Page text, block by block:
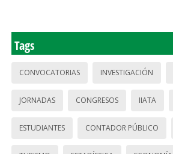
Tags
CONVOCATORIAS INVESTIGACIÓN
JORNADAS CONGRESOS IIATA
ESTUDIANTES CONTADOR PÚBLICO